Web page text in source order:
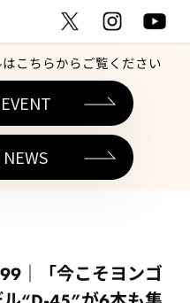
こちらからご覧ください
｜「今こそヨンゴ